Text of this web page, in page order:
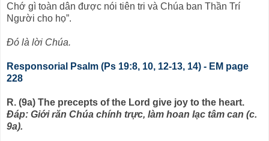
Chớ gì toàn dân được nói tiên tri và Chúa ban Thần Trí
Người cho họ”.
Ðó là lời Chúa.
Responsorial Psalm (Ps 19:8, 10, 12-13, 14) - EM page
228
R. (9a) The precepts of the Lord give joy to the heart.
Ðáp: Giới răn Chúa chính trực, làm hoan lạc tâm can (c.
9a).